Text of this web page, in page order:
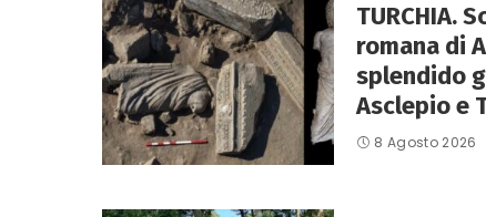
TURCHIA.
romana di
splendido
Asclepio e
8 Agosto 2026